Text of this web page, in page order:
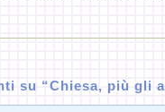
su “Chiesa, più gli